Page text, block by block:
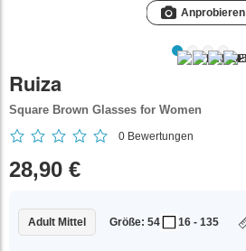
Anprobieren
Ruiza
Square Brown Glasses for Women
0 Bewertungen
28,90 €
Adult Mittel Größe: 54 16 - 135